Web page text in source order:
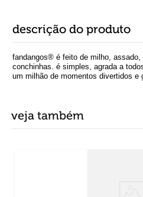
descrição do produto
fandangos® é feito de milho, assado,
conchinhas. é simples, agrada a
um milhão de momentos divertidos e
veja também